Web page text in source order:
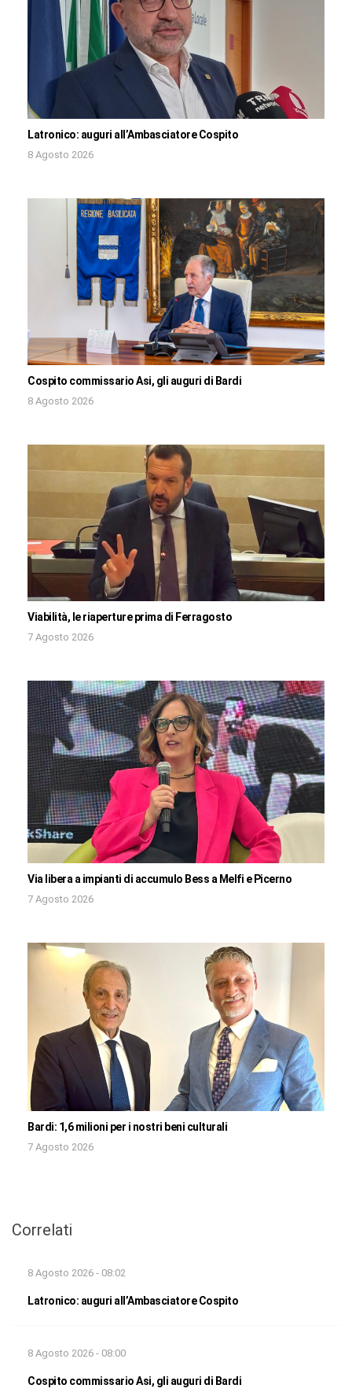
Latronico: auguri all’Ambasciatore Cospito
8 Agosto 2026
Cospito commissario Asi, gli auguri di Bardi
8 Agosto 2026
Viabilità, le riaperture prima di Ferragosto
7 Agosto 2026
Via libera a impianti di accumulo Bess a Melfi e Picerno
7 Agosto 2026
Bardi: 1,6 milioni per i nostri beni culturali
7 Agosto 2026
Correlati
8 Agosto 2026 - 08:02
Latronico: auguri all’Ambasciatore Cospito
8 Agosto 2026 - 08:00
Cospito commissario Asi, gli auguri di Bardi